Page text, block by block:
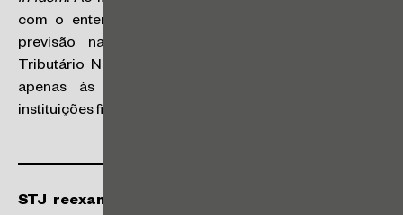
com o entendimento do STF na ADI 1.763, não há
previsão na Constituição Federal ou no Código
Tributário Nacional que restrinja a incidência do IOF
apenas às operações de crédito realizadas por
instituições financeiras.
STJ reexaminou temas repetitivos que dispõem